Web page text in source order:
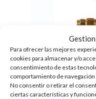
Para ofrecer las mejores
cookies para almacenar y/o
consentimiento de estas
comportamiento de
No consentir o retirar el
ciertas características y